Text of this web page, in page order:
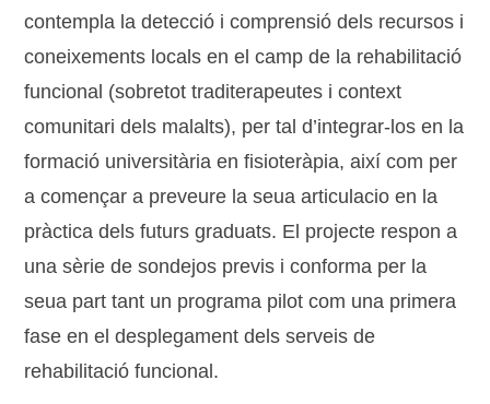
contempla la detecció i comprensió dels recursos i
coneixements locals en el camp de la rehabilitació
funcional (sobretot traditerapeutes i context
comunitari dels malalts), per tal d’integrar-los en la
formació universitària en fisioteràpia, així com per
a començar a preveure la seua articulacio en la
pràctica dels futurs graduats. El projecte respon a
una sèrie de sondejos previs i conforma per la
seua part tant un programa pilot com una primera
fase en el desplegament dels serveis de
rehabilitació funcional.